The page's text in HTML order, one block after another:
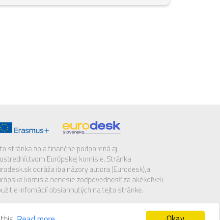
stránka bola finančne podporená aj
Európskej komisie. Stránka
odráža iba názory autora (Eurodesk),a
komisia nenesie zodpovednosť za akékoľvek
infomácií obsiahnutých na tejto stránke.